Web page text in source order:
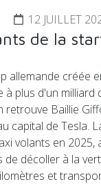
12 JUILLET
de la
allemande créée
à plus d'un milliard
retrouve Baillie
capital de Tesla.
volants en 2025,
de décoller à la
et